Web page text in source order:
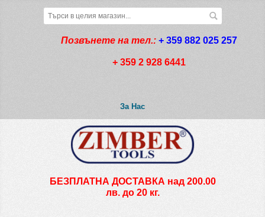
Позвънете на тел.: + 359 882 025 257
+ 359 2 928 6441
За Нас
БЕЗПЛАТНА ДОСТАВКА над 200.00
лв. до 20 кг.